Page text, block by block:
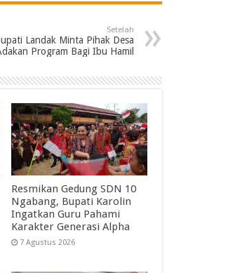
Setelah
Landak Minta Pihak Desa
Program Bagi Ibu Hamil
Resmikan Gedung SDN 10
Ngabang, Bupati Karolin
Ingatkan Guru Pahami
Karakter Generasi Alpha
7 Agustus 2026